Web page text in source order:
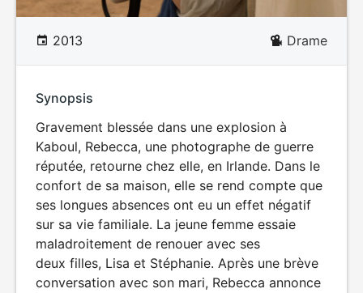
2013 Drame
Synopsis
Gravement blessée dans une explosion à
Kaboul, Rebecca, une photographe de guerre
réputée, retourne chez elle, en Irlande. Dans le
confort de sa maison, elle se rend compte que
ses longues absences ont eu un effet négatif
sur sa vie familiale. La jeune femme essaie
maladroitement de renouer avec ses
deux filles, Lisa et Stéphanie. Après une brève
conversation avec son mari, Rebecca annonce